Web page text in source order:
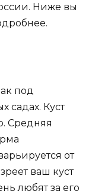
Ниже вы
под
садах. Куст
Средняя
от
ваш куст
любят за его